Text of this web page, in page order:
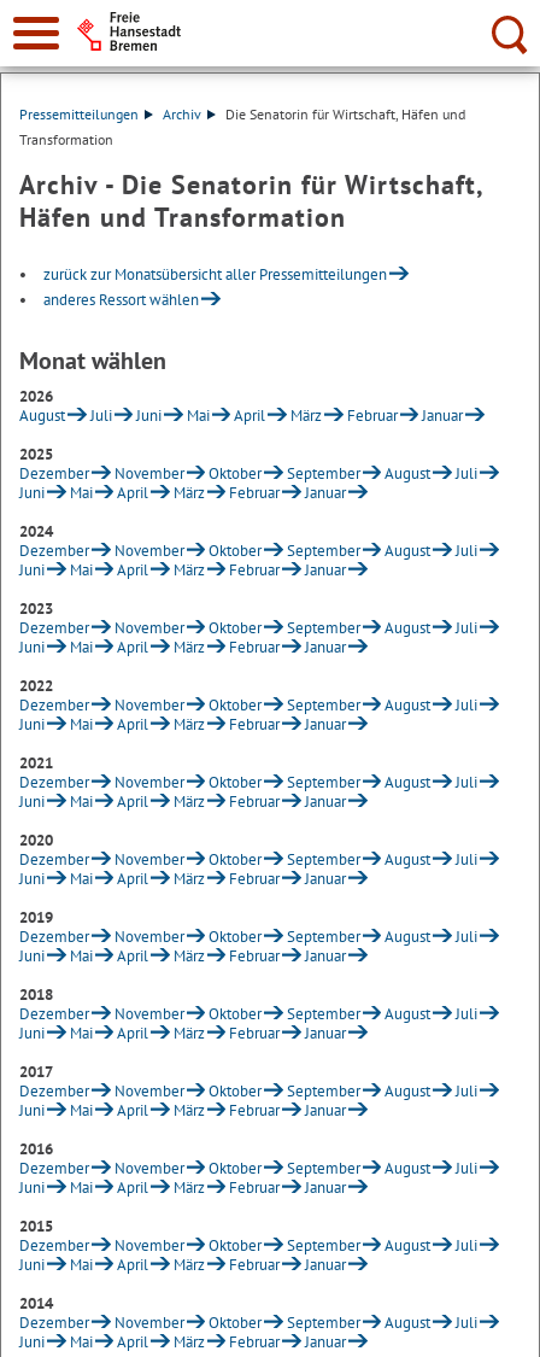
Suche:
Pressemitteilungen Archiv
Die Senatorin für Wirtschaft, Häfen und
Transformation
Archiv - Die Senatorin für Wirtschaft,
Häfen und Transformation
zurück zur Monatsübersicht aller Pressemitteilungen
anderes Ressort wählen
Monat wählen
2026
August
Juli Juni Mai April März Februar
Januar
2025
Dezember
November Oktober September August
Juli
Juni
Mai April März Februar
Januar
2024
Dezember
November Oktober September August
Juli
Juni
Mai April März Februar
Januar
2023
Dezember
November Oktober September August
Juli
Juni
Mai April März Februar
Januar
2022
Dezember
November Oktober September August
Juli
Juni
Mai April März Februar
Januar
2021
Dezember
November Oktober September August
Juli
Juni
Mai April März Februar
Januar
2020
Dezember
November Oktober September August
Juli
Juni
Mai April März Februar
Januar
2019
Dezember
November Oktober September August
Juli
Juni
Mai April März Februar
Januar
2018
Dezember
November Oktober September August
Juli
Juni
Mai April März Februar
Januar
2017
Dezember
November Oktober September August
Juli
Juni
Mai April März Februar
Januar
2016
Dezember
November Oktober September August
Juli
Juni
Mai April März Februar
Januar
2015
Dezember
November Oktober September August
Juli
Juni
Mai April März Februar
Januar
2014
Dezember
November Oktober September August
Juli
Juni
Mai April März Februar
Januar